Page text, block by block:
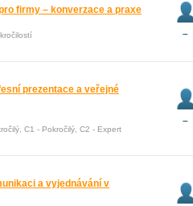
firmy – konverzace a praxe
–
prezentace a veřejné
C1 - Pokročilý, C2 - Expert
–
a vyjednávání v